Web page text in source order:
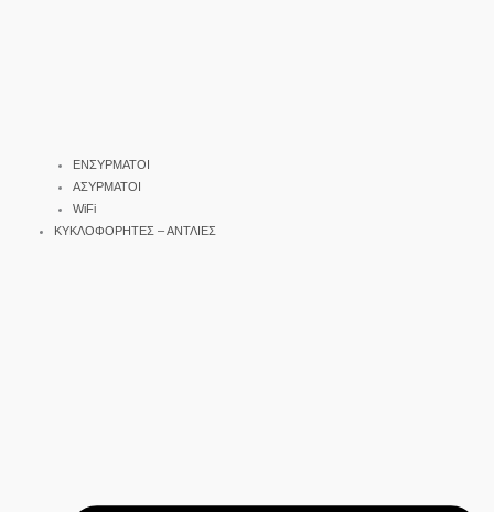
ΕΝΣΥΡΜΑΤΟΙ
ΑΣΥΡΜΑΤΟΙ
WiFi
ΚΥΚΛΟΦΟΡΗΤΕΣ – ΑΝΤΛΙΕΣ